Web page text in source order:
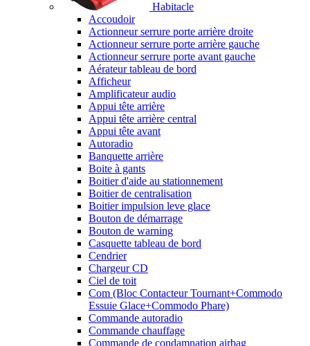
Habitacle
Accoudoir
Actionneur serrure porte arrière droite
Actionneur serrure porte arrière gauche
Actionneur serrure porte avant gauche
Aérateur tableau de bord
Afficheur
Amplificateur audio
Appui tête arrière
Appui tête arrière central
Appui tête avant
Autoradio
Banquette arrière
Boite à gants
Boitier d'aide au stationnement
Boitier de centralisation
Boitier impulsion leve glace
Bouton de démarrage
Bouton de warning
Casquette tableau de bord
Cendrier
Chargeur CD
Ciel de toit
Com (Bloc Contacteur Tournant+Commodo
Essuie Glace+Commodo Phare)
Commande autoradio
Commande chauffage
Commande de condamnation airbag